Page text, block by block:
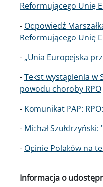
Reformującego Unię
- Odpowiedź
Reformującego Unię
- „Unia Europejska
-Tekst wystąpienia w
powodu choroby RPO
- Komunikat PAP:
- Michał
- Opinie Polaków na
Informacja o